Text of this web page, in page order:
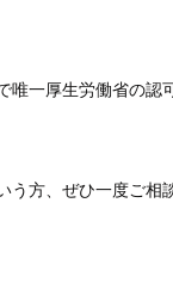
唯一厚生労働省の
う方、ぜひ一度ご相